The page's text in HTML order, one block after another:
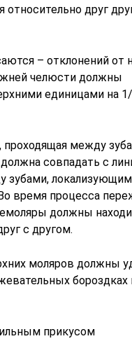
относительно друг
– отклонений от
челюсти должны
единицами на
проходящая между
совпадать с
зубами,
время процесса
должны
с другом.
моляров должны
прикусом